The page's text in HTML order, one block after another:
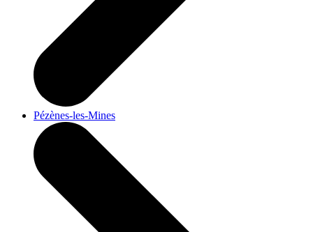
Pézènes-les-Mines